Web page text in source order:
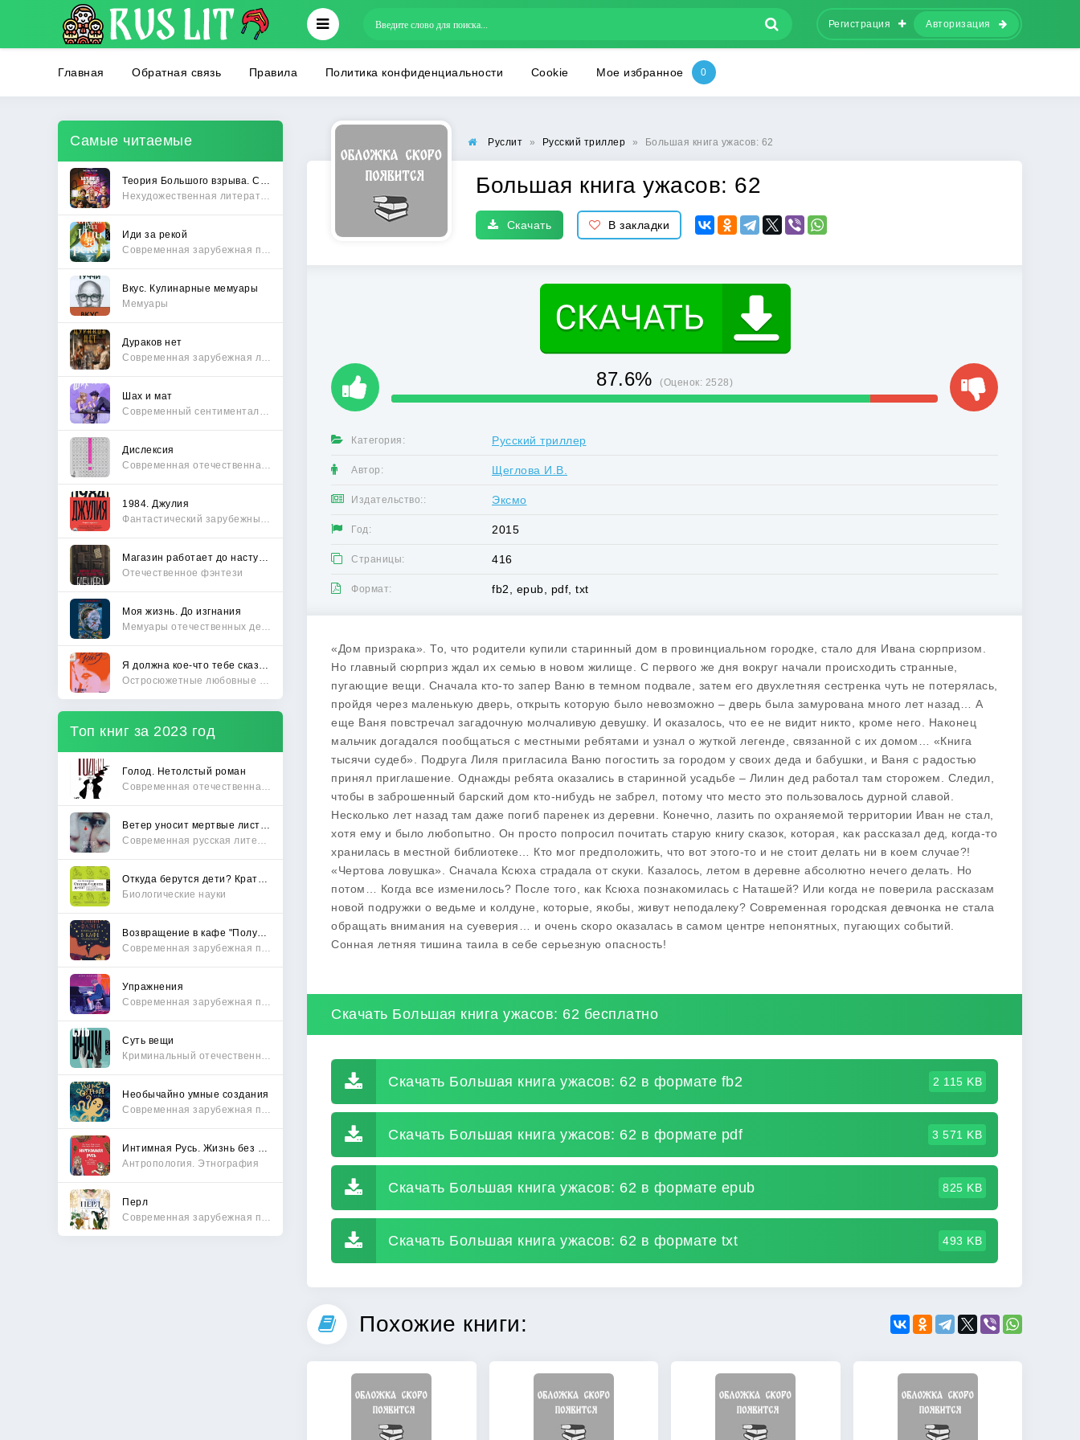
Регистрация Авторизация
Главная Обратная связь Правила Политика конфиденциальности Cookie Мое избранное
Самые читаемые
Иди за рекой
Вкус. Кулинарные мемуары
Мемуары
Дураков нет
Шах и мат
Дислексия
1984. Джулия
Отечественное фэнтези
Моя жизнь. До изгнания
Топ книг за 2023 год
Голод. Нетолстый роман
Биологические науки
Упражнения
Суть вещи
Необычайно умные создания
Антропология. Этнография
Перл
Руслит » Русский триллер » Большая книга ужасов: 62
Большая книга ужасов: 62
Скачать В закладки
87.6% (Оценок: 2528)
Категория: Русский триллер
Автор: Щеглова И.В.
Издательство:: Эксмо
Год: 2015
Страницы: 416
Формат: fb2, epub, pdf, txt
«Дом призрака». То, что родители купили старинный дом в провинциальном городке, стало для Ивана сюрпризом.
Но главный сюрприз ждал их семью в новом жилище. С первого же дня вокруг начали происходить странные,
пугающие вещи. Сначала кто-то запер Ваню в темном подвале, затем его двухлетняя сестренка чуть не потерялась,
пройдя через маленькую дверь, открыть которую было невозможно – дверь была замурована много лет назад… А
еще Ваня повстречал загадочную молчаливую девушку. И оказалось, что ее не видит никто, кроме него. Наконец
мальчик догадался пообщаться с местными ребятами и узнал о жуткой легенде, связанной с их домом… «Книга
тысячи судеб». Подруга Лиля пригласила Ваню погостить за городом у своих деда и бабушки, и Ваня с радостью
принял приглашение. Однажды ребята оказались в старинной усадьбе – Лилин дед работал там сторожем. Следил,
чтобы в заброшенный барский дом кто-нибудь не забрел, потому что место это пользовалось дурной славой.
Несколько лет назад там даже погиб паренек из деревни. Конечно, лазить по охраняемой территории Иван не стал,
хотя ему и было любопытно. Он просто попросил почитать старую книгу сказок, которая, как рассказал дед, когда-то
хранилась в местной библиотеке… Кто мог предположить, что вот этого-то и не стоит делать ни в коем случае?!
«Чертова ловушка». Сначала Ксюха страдала от скуки. Казалось, летом в деревне абсолютно нечего делать. Но
потом… Когда все изменилось? После того, как Ксюха познакомилась с Наташей? Или когда не поверила рассказам
новой подружки о ведьме и колдуне, которые, якобы, живут неподалеку? Современная городская девчонка не стала
обращать внимания на суеверия… и очень скоро оказалась в самом центре непонятных, пугающих событий.
Сонная летняя тишина таила в себе серьезную опасность!
Скачать Большая книга ужасов: 62 бесплатно
Скачать Большая книга ужасов: 62 в формате fb2 2 115 KB
Скачать Большая книга ужасов: 62 в формате pdf 3 571 KB
Скачать Большая книга ужасов: 62 в формате epub 825 KB
Скачать Большая книга ужасов: 62 в формате txt 493 KB
Похожие книги: